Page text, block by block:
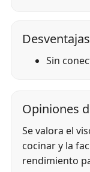
Desventajas
Sin
Opiniones
Se valora el
cocinar y la
rendimiento